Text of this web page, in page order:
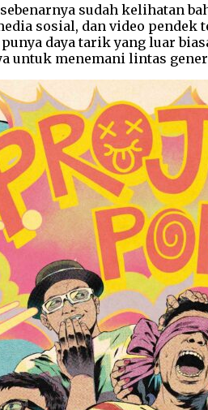
sudah kelihatan
sosial, dan video
daya tarik yang luar
untuk menemani lintas